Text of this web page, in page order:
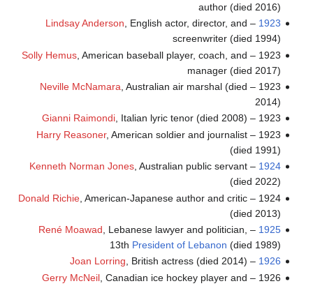
author (died 2016)
1923
–
Lindsay Anderson , English actor, director, and
screenwriter (died 1994)
1923 –
Solly Hemus, American baseball player, coach, and
manager (died 2017)
1923 –
Neville McNamara , Australian air marshal (died
2014)
1923 –
Gianni Raimondi, Italian lyric tenor (died 2008)
1923 –
Harry Reasoner, American soldier and journalist
(died 1991)
1924
–
Kenneth Norman Jones, Australian public servant
(died 2022)
1924 –
Donald Richie, American-Japanese author and critic
(died 2013)
1925
–
René Moawad , Lebanese lawyer and politician,
13th President of Lebanon (died 1989)
1926
–
Joan Lorring, British actress (died 2014)
1926 –
Gerry McNeil, Canadian ice hockey player and